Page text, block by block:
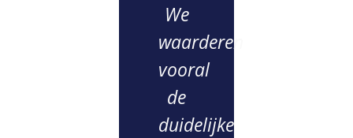
We
waarderen
vooral
de
duidelijke